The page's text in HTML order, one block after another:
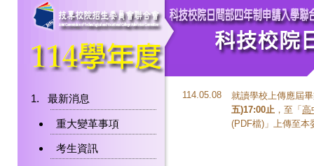
最新消息
重大變革事項
考生資訊
114.05.08
就讀學校上傳應屆
五)17:00止 ，至「 高
(PDF檔)」上傳至本